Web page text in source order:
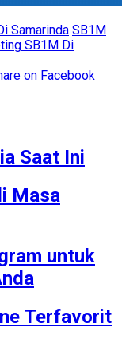
Samarinda SB1M
SB1M Di
on Facebook
Saat Ini
Masa
untuk
Terfavorit